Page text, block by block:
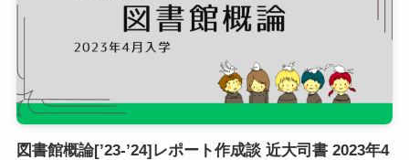
図書館概論[’23-’24]レポート作成談 近大司書 2023年4